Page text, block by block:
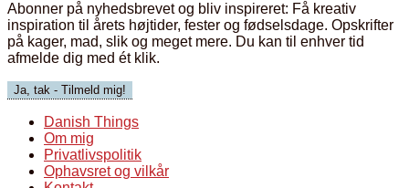
Abonner på nyhedsbrevet og bliv inspireret: Få kreativ
inspiration til årets højtider, fester og fødselsdage. Opskrifter
på kager, mad, slik og meget mere. Du kan til enhver tid
afmelde dig med ét klik.
Danish Things
Om mig
Privatlivspolitik
Ophavsret og vilkår